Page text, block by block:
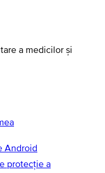
a medicilor și
Android
protecție a